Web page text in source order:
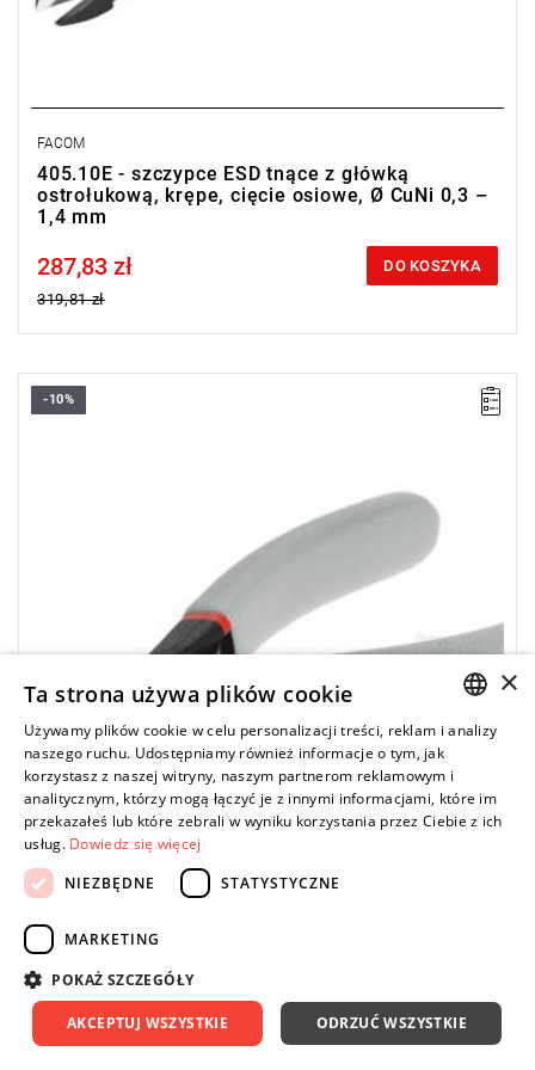
FACOM
405.10E - szczypce ESD tnące z główką
ostrołukową, krępe, cięcie osiowe, Ø CuNi 0,3 –
1,4 mm
Price tax included
287,83 zł
319,81 zł
DO KOSZYKA
Ø CuNi: 0,1 - 1,3 mm
-10%
407.E - szczypce ESD tnące z główką
ostrołukową, kompaktowe, cięcie płaskie, Ø
CuNi 0,1 – 1,3 mm
Price tax included
336,41 zł DO KOSZYKA
ENGLISH
×
Ta strona używa plików cookie
Używamy plików cookie w celu personalizacji treści, reklam i analizy
naszego ruchu. Udostępniamy również informacje o tym, jak
korzystasz z naszej witryny, naszym partnerom reklamowym i
analitycznym, którzy mogą łączyć je z innymi informacjami, które im
przekazałeś lub które zebrali w wyniku korzystania przez Ciebie z ich
usług. Dowiedz się więcej
NIEZBĘDNE
STATYSTYCZNE
MARKETING
POKAŻ SZCZEGÓŁY
AKCEPTUJ WSZYSTKIE ODRZUĆ WSZYSTKIE